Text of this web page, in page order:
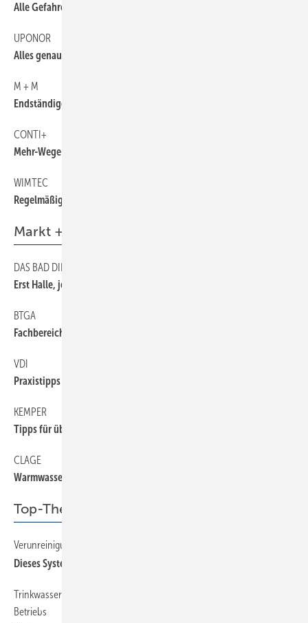
Alle Gefahren im Blick
UPONOR
Alles genau dokumentiert
M + M
Endständige Legionellenfilter
CONTI+
Mehr-Wege-Spülarmatur
WIMTEC
Regelmäßiger Wasseraustausch
Markt + Trends
DAS BAD DIREKT
Erst Halle, jetzt Neu-Ulm
BTGA
Fachbereich Elektrotechnik gegründet
VDI
Praxistipps für Sanitärzentralen
KEMPER
Tipps für überflutete Trinkwasserinstallationen
CLAGE
Warmwasser-Guide für den Hausbau
Top-Thema
Verunreinigungen optisch in Echtzeit erfassen und melden
Dieses System schaut genau hin
Trinkwasserhygiene in Zeiten eines nicht bestimmungsgemäßen
Betriebs